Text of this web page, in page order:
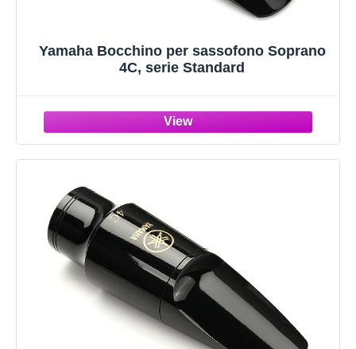
Yamaha Bocchino per sassofono Soprano
4C, serie Standard